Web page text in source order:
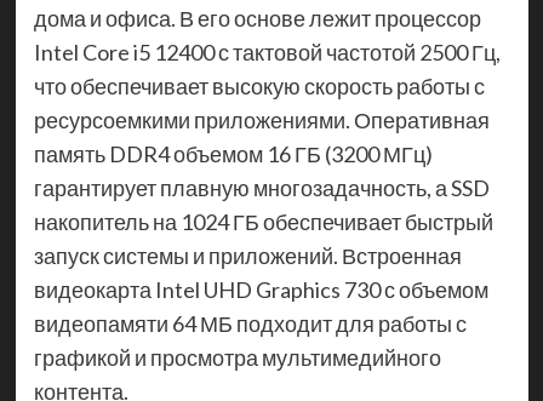
дома и офиса. В его основе лежит процессор
Intel Core i5 12400 с тактовой частотой 2500 Гц,
что обеспечивает высокую скорость работы с
ресурсоемкими приложениями. Оперативная
память DDR4 объемом 16 ГБ (3200 МГц)
гарантирует плавную многозадачность, а SSD
накопитель на 1024 ГБ обеспечивает быстрый
запуск системы и приложений. Встроенная
видеокарта Intel UHD Graphics 730 с объемом
видеопамяти 64 МБ подходит для работы с
графикой и просмотра мультимедийного
контента.